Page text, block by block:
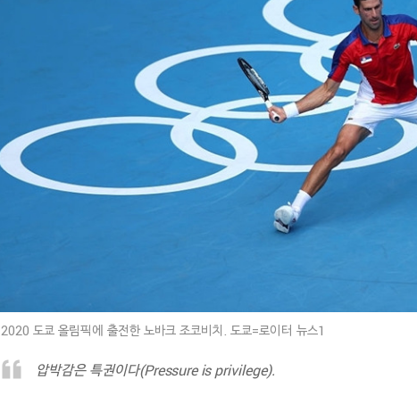
2020 도쿄 올림픽에 출전한 노바크 조코비치. 도쿄=로이터 뉴스1
압박감은 특권이다(Pressure is privilege).